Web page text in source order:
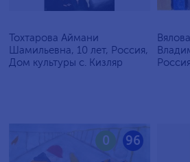
Тохтарова Аймани
Шамильевна, 10 лет, Россия,
Дом культуры с. Кизляр
96
0